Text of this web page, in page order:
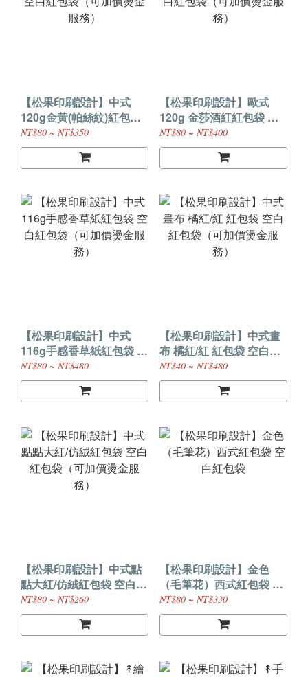
【松果印刷設計】中式
120g金黃(帕絲紋)紅包袋
空白紅包袋（可加價燙金
服務）
NT$80 ~ NT$350
【松果印刷設計】歐式
120g 金莎酒紅紅包袋 空
白紅包袋（可加價燙金服
務）
NT$80 ~ NT$400
【松果印刷設計】中式
116g手感香草紙紅包袋 空
白紅包袋（可加價燙金服
務）
NT$80 ~ NT$480
【松果印刷設計】中式畫
布 橘紅/紅 紅包袋 空白紅
包袋（可加價燙金服務）
NT$40 ~ NT$480
【松果印刷設計】中式點
點大紅/仿絨紅包袋 空白紅
包袋（可加價燙金服務）
NT$80 ~ NT$260
【松果印刷設計】金色
（毛筆花）西式紅包袋 空
白紅包袋
NT$80 ~ NT$330